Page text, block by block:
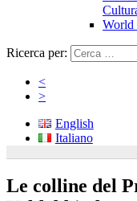
World
Ricerca per:
<
>
English
Italiano
Le colline del